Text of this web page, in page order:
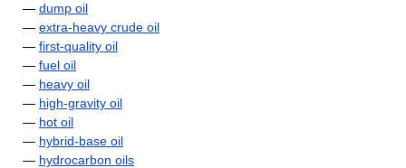
— dump oil
— extra-heavy crude oil
— first-quality oil
— fuel oil
— heavy oil
— high-gravity oil
— hot oil
— hybrid-base oil
— hydrocarbon oils